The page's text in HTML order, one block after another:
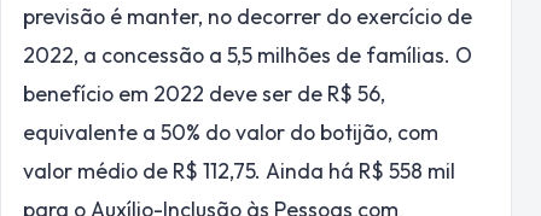
previsão é manter, no decorrer do exercício de
2022, a concessão a 5,5 milhões de famílias. O
benefício em 2022 deve ser de R$ 56,
equivalente a 50% do valor do botijão, com
valor médio de R$ 112,75. Ainda há R$ 558 mil
para o Auxílio-Inclusão às Pessoas com